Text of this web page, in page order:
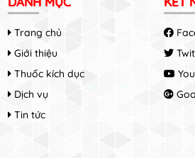
Trang chủ
Giới thiệu
Thuốc kích dục
Dịch vụ
Tin tức